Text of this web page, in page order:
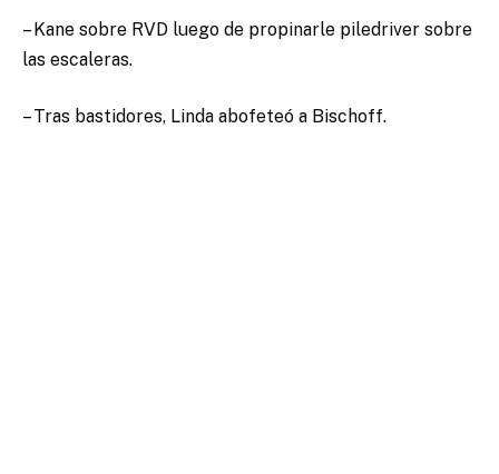
– Kane sobre RVD luego de propinarle piledriver sobre
las escaleras.
– Tras bastidores, Linda abofeteó a Bischoff.